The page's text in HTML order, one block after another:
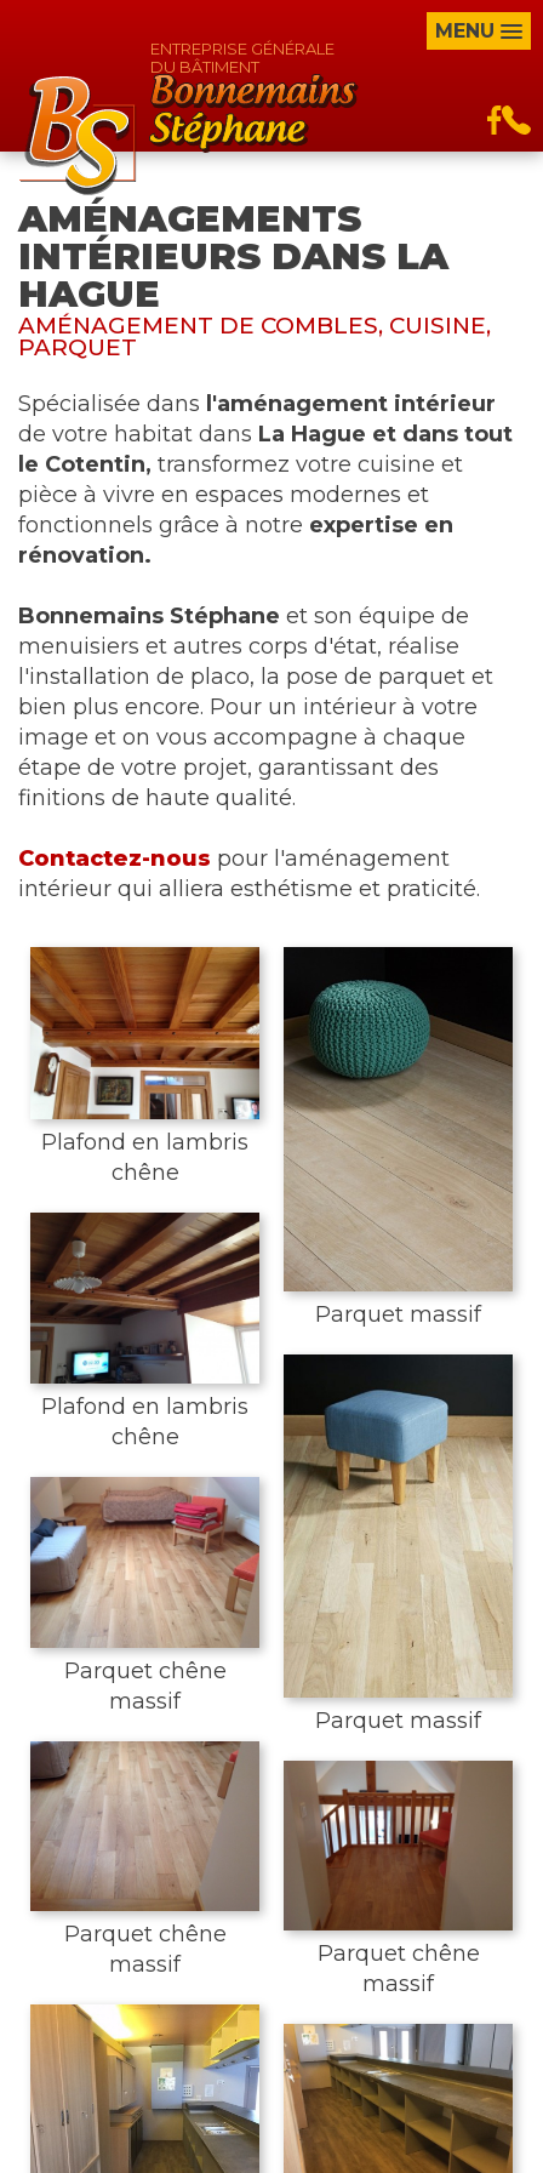
MENU
ENTREPRISE GÉNÉRALE
DU BÂTIMENT
AMÉNAGEMENTS
INTÉRIEURS DANS LA
HAGUE
AMÉNAGEMENT DE COMBLES, CUISINE,
PARQUET
Spécialisée dans l'aménagement intérieur
de votre habitat dans La Hague et dans tout
le Cotentin, transformez votre cuisine et
pièce à vivre en espaces modernes et
fonctionnels grâce à notre expertise en
rénovation.
Bonnemains Stéphane et son équipe de
menuisiers et autres corps d'état, réalise
l'installation de placo, la pose de parquet et
bien plus encore. Pour un intérieur à votre
image et on vous accompagne à chaque
étape de votre projet, garantissant des
finitions de haute qualité.
Contactez-nous pour l'aménagement
intérieur qui alliera esthétisme et praticité.
Plafond en lambris
chêne
Parquet massif
Plafond en lambris
chêne
Parquet massif
Parquet chêne
massif
Parquet chêne
massif
Parquet chêne
massif